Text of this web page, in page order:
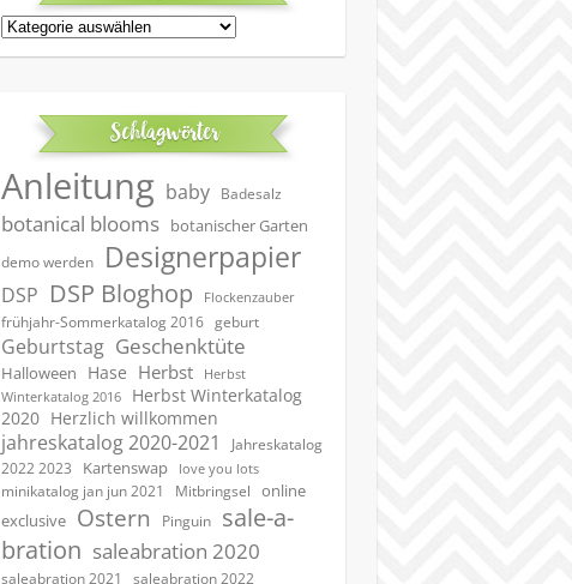
Kategorien
Schlagwörter
Anleitung baby Badesalz
botanical blooms botanischer Garten
demo werden Designerpapier
DSP DSP Bloghop Flockenzauber
frühjahr-Sommerkatalog 2016 geburt
Geburtstag Geschenktüte
Halloween Hase Herbst
Herbst
Winterkatalog 2016
Herbst Winterkatalog
2020 Herzlich willkommen
jahreskatalog 2020-2021
Jahreskatalog
2022 2023
Kartenswap love you lots
minikatalog jan jun 2021 Mitbringsel
online
exclusive Ostern Pinguin
sale-a-
bration saleabration 2020
saleabration 2021 saleabration 2022